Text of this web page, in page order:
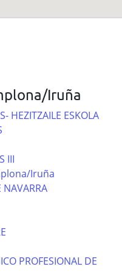
Iruña
HEZITZAILE ESKOLA
III
Iruña
NAVARRA
PROFESIONAL DE